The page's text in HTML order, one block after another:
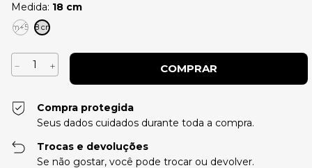
Medida: 18 cm
17cm+5cm18 cm
Compra protegida
Seus dados cuidados durante toda a compra.
Trocas e devoluções
Se não gostar, você pode trocar ou devolver.